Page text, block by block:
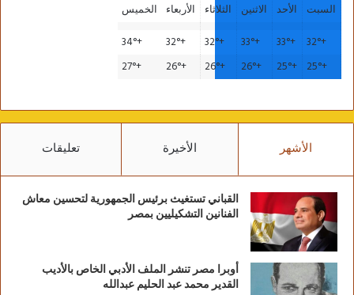
السبت
الأحد الاثنين الثلاثاء الأربعاء
الخميس
+
32°
+
33°
+
33°
+
32°
+
32°
+
34°
+
25°
+
25°
+
26°
+
26°
+
26°
+
27°
الأشهر الأخيرة تعليقات
القباني تستغيث برئيس الجمهورية لتحسين معاش
الفنانين التشكيليين بمصر
أوبرا مصر تنشر الملف الأدبي الخاص بالأديب
القدير محمد عبد الحليم عبدالله